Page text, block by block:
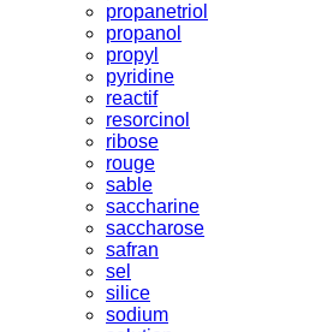
propanetriol
propanol
propyl
pyridine
reactif
resorcinol
ribose
rouge
sable
saccharine
saccharose
safran
sel
silice
sodium